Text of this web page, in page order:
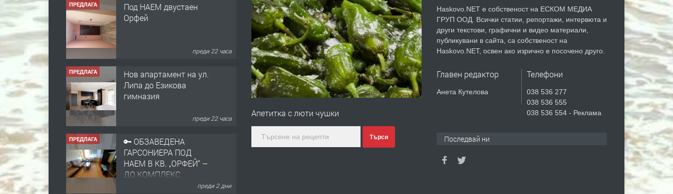
ПРЕДЛАГА
Под НАЕМ двустаен
Орфей
преди 22 часа
ПРЕДЛАГА
Нов апартамент на ул.
Липа до Езикова
гимназия
преди 22 часа
ПРЕДЛАГА
🔑 ОБЗАВЕДЕНА
ГАРСОНИЕРА ПОД
НАЕМ В КВ. „ОРФЕЙ“ –
ДО КОМПЛЕКС
преди 2 дни
Апетитка с люти чушки
Търси
Haskovo.NET е собственост на ЕСКОМ МЕДИА
ГРУП ООД. Всички статии, репортажи, интервюта и
други текстови, графични и видео материали,
публикувани в сайта, са собственост на
Haskovo.NET, освен ако изрично е посочено друго.
Главен редактор
Анета Кутелова
Телефони
038 536 277
038 536 555
038 536 554 - Реклама
Последвай ни